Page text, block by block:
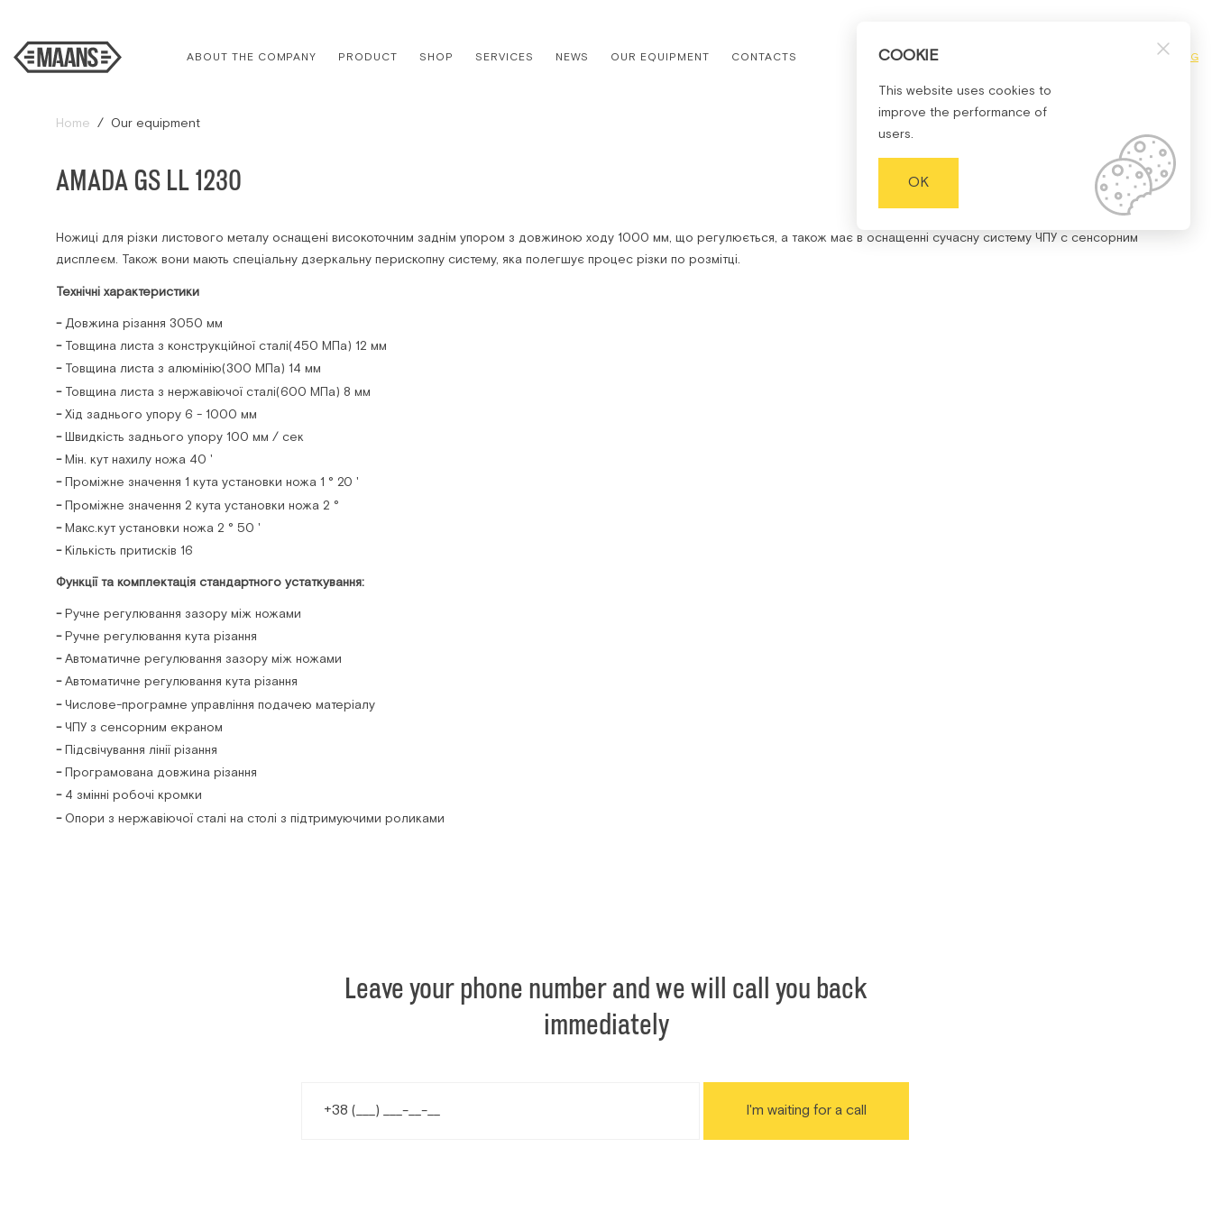
ABOUT THE COMPANY PRODUCT SHOP SERVICES NEWS OUR EQUIPMENT CONTACTS РУС ENG
Home Our equipment
AMADA GS LL 1230
Ножиці для різки листового металу оснащені високоточним заднім упором з довжиною ходу 1000 мм, що регулюється, а також має в оснащенні сучасну систему ЧПУ с сенсорним
дисплеєм. Також вони мають спеціальну дзеркальну перископну систему, яка полегшує процес різки по розмітці.
Технічні характеристики
Довжина різання 3050 мм
Товщина листа з конструкційної сталі(450 МПa) 12 мм
Товщина листа з алюмінію(300 МПa) 14 мм
Товщина листа з нержавіючої сталі(600 MПa) 8 мм
Хід заднього упору 6 - 1000 мм
Швидкість заднього упору 100 мм / сек
Mін. кут нахилу ножа 40 '
Проміжне значення 1 кута установки ножа 1 ° 20 '
Проміжне значення 2 кута установки ножа 2 °
Maкс.кут установки ножа 2 ° 50 '
Кількість притисків 16
Функції та комплектація стандартного устаткування:
Ручне регулювання зазору між ножами
Ручне регулювання кута різання
Автоматичне регулювання зазору між ножами
Автоматичне регулювання кута різання
Числове-програмне управління подачею матеріалу
ЧПУ з сенсорним екраном
Підсвічування лінії різання
Програмована довжина різання
4 змінні робочі кромки
Опори з нержавіючої сталі на столі з підтримуючими роликами
Leave your phone number and we will call you back
immediately
I'm waiting for a call
COOKIE
This website uses cookies to
improve the performance of
users.
OK